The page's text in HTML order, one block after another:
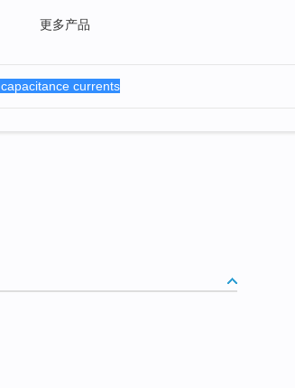
更多产品